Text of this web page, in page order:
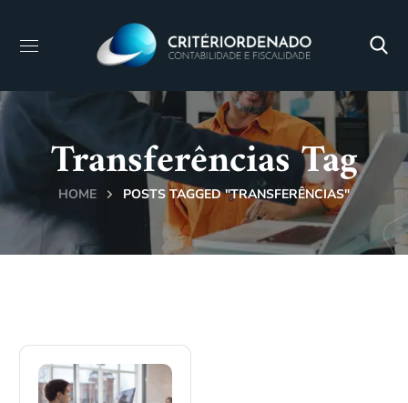
Transferências Tag
HOME POSTS TAGGED "TRANSFERÊNCIAS"